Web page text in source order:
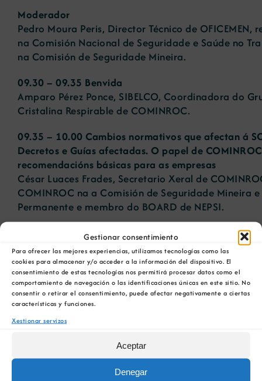
Gestionar consentimiento
Para ofrecer las mejores experiencias, utilizamos tecnologías como las
cookies para almacenar y/o acceder a la información del dispositivo. El
consentimiento de estas tecnologías nos permitirá procesar datos como el
comportamiento de navegación o las identificaciones únicas en este sitio. No
consentir o retirar el consentimiento, puede afectar negativamente a ciertas
características y funciones.
Xestionar servizos
Aceptar
Denegar
Moderador
Pedro Moura Peris, Director Técnico de OFICEMEN,
na Comisión Nacional de Seguridade e Saúde no
na Comisión de Seguridade Mineira.
09.30 – 09.35 Benvida
Amparo Pérez Ponce, SIBELCO, Coordinadora do
Cristalina Respirable de COMINROC.
09.35 – 10.00 Cambios normativos que afectan á
Decretos e Guías afectadas. O papel de
recomendacións básicas para as empresas
César Luaces Frades, Secretario Xeral de
COMINROC na a Comisión de Seguridade Mineira
Permanente e membro do BOARD de NEPSI.
10.00 – 10.20 A Orde TED/723/2021, do 1 de
Instrución Técnica Complementaria 02.0.02
contra o risco por inhalación de po e sílice cristalina
Ismael Guarner Peralta, Subdirector Adxunto de
Política Enerxética e Minas do Ministerio para a
Demográfico.
10.20 – 10.40 Estratexia de mostraxe de po e Sílice
segundo a nova Orde TED/723/2021
Juan Freijo Pasarín, Enxeñeiro Técnico de Minas do
Instituto Nacional de Silicose ( INS).